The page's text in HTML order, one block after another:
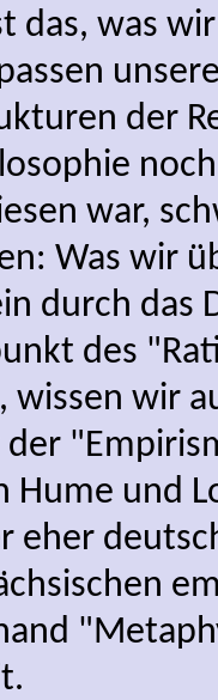
das, was
der
war,
Was wir
durch das
des
wissen wir
Hume und
eher